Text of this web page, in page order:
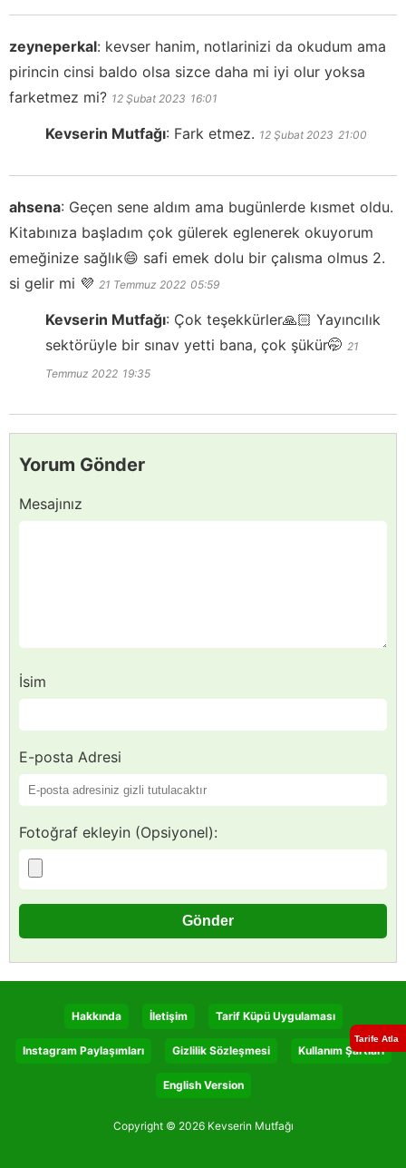
zeyneperkal: kevser hanim, notlarinizi da okudum ama
pirincin cinsi baldo olsa sizce daha mi iyi olur yoksa
farketmez mi? 12 Şubat 2023 16:01
Kevserin Mutfağı: Fark etmez. 12 Şubat 2023 21:00
ahsena: Geçen sene aldım ama bugünlerde kısmet oldu.
Kitabınıza başladım çok gülerek eglenerek okuyorum
emeğinize sağlık😄 safi emek dolu bir çalısma olmus 2.
si gelir mi 💜 21 Temmuz 2022 05:59
Kevserin Mutfağı: Çok teşekkürler🙏🏻 Yayıncılık
sektörüyle bir sınav yetti bana, çok şükür🤭 21
Temmuz 2022 19:35
Yorum Gönder
Mesajınız
İsim
E-posta Adresi
Fotoğraf ekleyin (Opsiyonel):
Tarife Atla
Hakkında İletişim Tarif Küpü Uygulaması
Instagram Paylaşımları Gizlilik Sözleşmesi Kullanım Şartları
English Version
Copyright © 2026 Kevserin Mutfağı